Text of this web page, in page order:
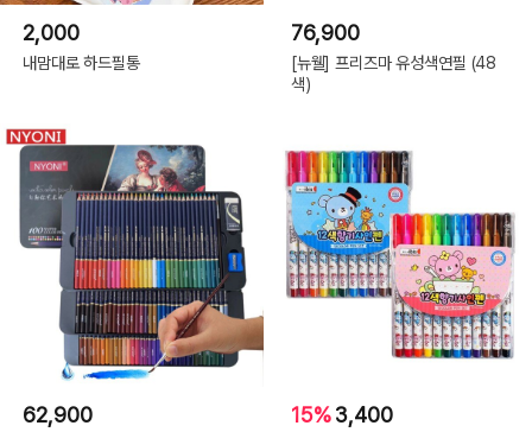
2,000
내맘대로 하드필통
76,900
[뉴웰] 프리즈마 유성색연필 (48
색)
62,900 15%3,400